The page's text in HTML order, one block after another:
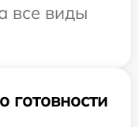
все виды